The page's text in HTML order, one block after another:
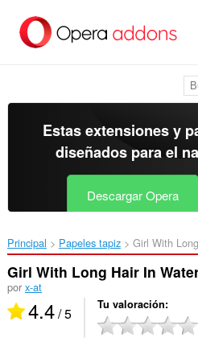
contenido
Estas extensiones y
diseñados para el
Descargar Opera
Principal Papeles tapiz Girl With
Girl With Long Hair In
por x-at
4.4/ 5 Tu valoración